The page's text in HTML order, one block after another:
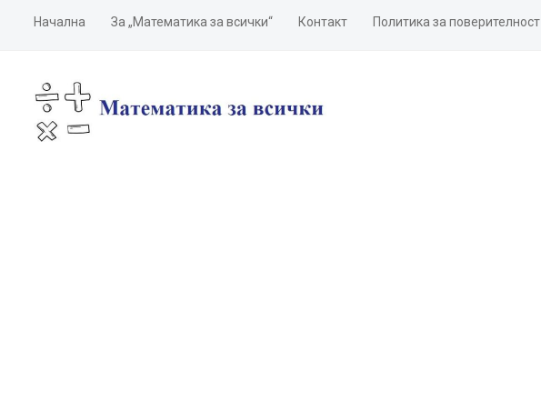
Начална За „Математика за всички“ Контакт Политика за поверителност